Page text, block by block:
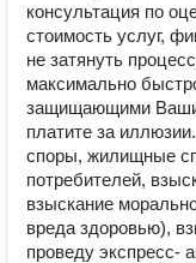
консультация по
стоимость услуг,
не затянуть
максимально
защищающими Ваши
платите за
споры, жилищные
потребителей,
взыскание
вреда здоровью),
проведу экспресс-